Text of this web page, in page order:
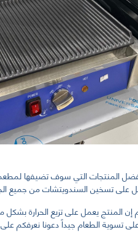
المنتجات التي سوف تضيفها
على تسخين السندويتشات من جميع
البلاطة مميز حوالي 35 سم إن المنتج يعمل على
على تسوية الطعام جيداً دعونا نعرفكم